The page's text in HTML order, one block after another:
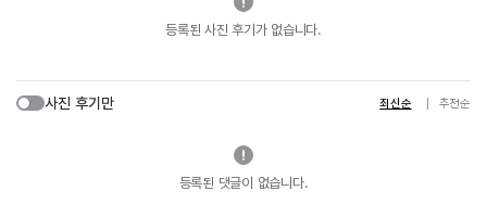
등록된 사진 후기가 없습니다.
사진 후기만 최신순 추천순
등록된 댓글이 없습니다.